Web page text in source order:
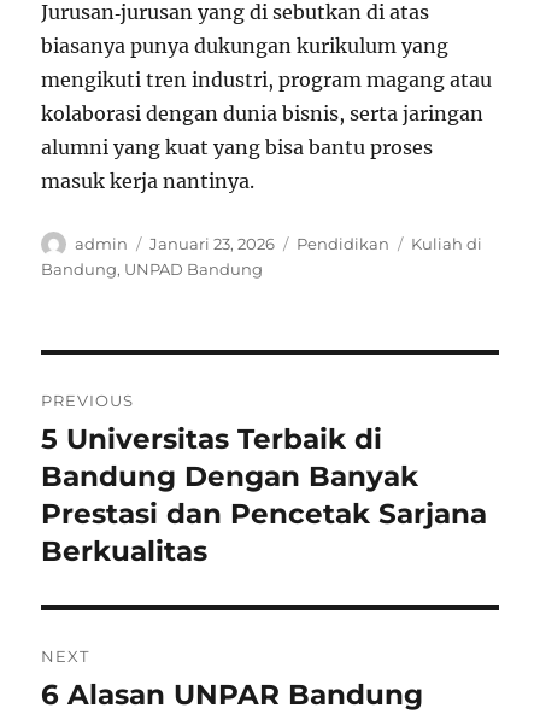
Jurusan‑jurusan yang di sebutkan di atas
biasanya punya dukungan kurikulum yang
mengikuti tren industri, program magang atau
kolaborasi dengan dunia bisnis, serta jaringan
alumni yang kuat yang bisa bantu proses
masuk kerja nantinya.
Author
admin
Posted
on
Januari 23, 2026 Categories
Pendidikan Tags
Kuliah di
Bandung, UNPAD Bandung
pos
PREVIOUS
Previous
post:
5 Universitas Terbaik di
Bandung Dengan Banyak
Prestasi dan Pencetak Sarjana
Berkualitas
NEXT
Next
6 Alasan UNPAR Bandung